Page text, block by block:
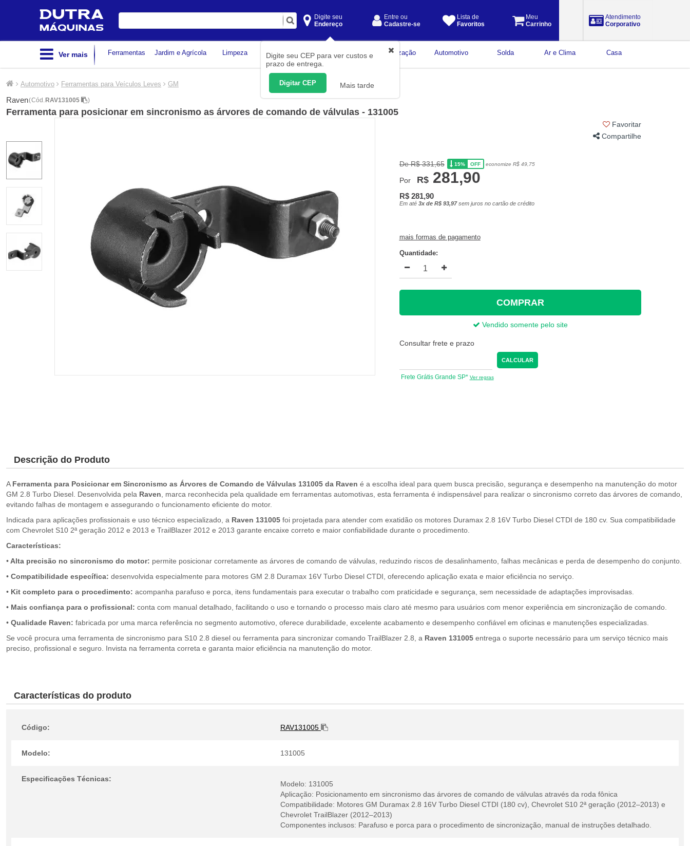
Digite
Digite seu
Endereço
Digite seu CEP para ver custos e
prazo de entrega.
Digitar CEP Mais tarde
Entre ou
Cadastre-se
Lista de
Favoritos
Meu
Carrinho
Atendimento
Corporativo
Ver mais Ferramentas Jardim e Agrícola Limpeza Construção Civil
Medição
Organização Automotivo Solda Ar e Clima Casa
Automotivo Ferramentas para Veículos Leves GM
Raven(Cód. RAV131005 )
Ferramenta para posicionar em sincronismo as árvores de comando de válvulas - 131005
Favoritar
Compartilhe
De R$ 331,65 15% OFF economize R$ 49,75
Por R$ 281,90
R$ 281,90
Em até 3x de R$ 93,97sem juros no cartão de crédito
mais formas de pagamento
Quantidade:
COMPRAR
Vendido somente pelo site
Consultar frete e prazo
CALCULAR
Frete Grátis Grande SP* Ver regras
Descrição do Produto
A Ferramenta para Posicionar em Sincronismo as Árvores de Comando de Válvulas 131005 da Raven é a escolha ideal para quem busca precisão, segurança e desempenho na manutenção do motor
GM 2.8 Turbo Diesel. Desenvolvida pela Raven , marca reconhecida pela qualidade em ferramentas automotivas, esta ferramenta é indispensável para realizar o sincronismo correto das árvores de comando,
evitando falhas de montagem e assegurando o funcionamento eficiente do motor.
Indicada para aplicações profissionais e uso técnico especializado, a Raven 131005 foi projetada para atender com exatidão os motores Duramax 2.8 16V Turbo Diesel CTDI de 180 cv. Sua compatibilidade
com Chevrolet S10 2ª geração 2012 e 2013 e TrailBlazer 2012 e 2013 garante encaixe correto e maior confiabilidade durante o procedimento.
Características:
• Alta precisão no sincronismo do motor: permite posicionar corretamente as árvores de comando de válvulas, reduzindo riscos de desalinhamento, falhas mecânicas e perda de desempenho do conjunto.
• Compatibilidade específica: desenvolvida especialmente para motores GM 2.8 Duramax 16V Turbo Diesel CTDI, oferecendo aplicação exata e maior eficiência no serviço.
• Kit completo para o procedimento: acompanha parafuso e porca, itens fundamentais para executar o trabalho com praticidade e segurança, sem necessidade de adaptações improvisadas.
• Mais confiança para o profissional: conta com manual detalhado, facilitando o uso e tornando o processo mais claro até mesmo para usuários com menor experiência em sincronização de comando.
• Qualidade Raven: fabricada por uma marca referência no segmento automotivo, oferece durabilidade, excelente acabamento e desempenho confiável em oficinas e manutenções especializadas.
Se você procura uma ferramenta de sincronismo para S10 2.8 diesel ou ferramenta para sincronizar comando TrailBlazer 2.8, a Raven 131005 entrega o suporte necessário para um serviço técnico mais
preciso, profissional e seguro. Invista na ferramenta correta e garanta maior eficiência na manutenção do motor.
Características do produto
Código: RAV131005
Modelo: 131005
Especificações Técnicas:
Modelo: 131005
Aplicação: Posicionamento em sincronismo das árvores de comando de válvulas através da roda fônica
Compatibilidade: Motores GM Duramax 2.8 16V Turbo Diesel CTDI (180 cv), Chevrolet S10 2ª geração (2012–2013) e
Chevrolet TrailBlazer (2012–2013)
Componentes inclusos: Parafuso e porca para o procedimento de sincronização, manual de instruções detalhado.